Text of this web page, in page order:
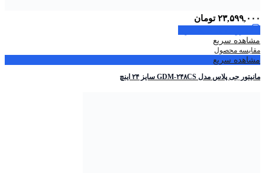
۲۳,۵۹۹,۰۰۰ تومان
مشاهده سریع
مقایسه محصول
مشاهده سریع
مانیتور جی پلاس مدل GDM-۲۴۸CS سایز ۲۴ اینچ